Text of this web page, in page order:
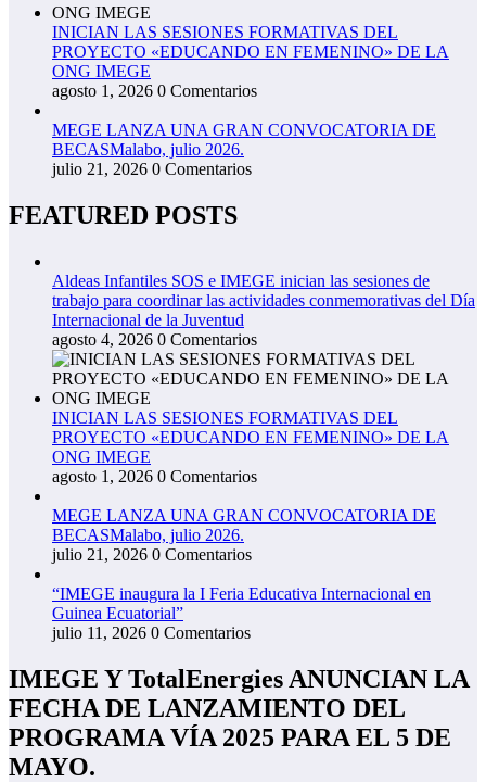
INICIAN LAS SESIONES FORMATIVAS DEL
PROYECTO «EDUCANDO EN FEMENINO» DE LA
ONG IMEGE
agosto 1, 2026 0 Comentarios
MEGE LANZA UNA GRAN CONVOCATORIA DE
BECASMalabo, julio 2026.
julio 21, 2026 0 Comentarios
FEATURED POSTS
Aldeas Infantiles SOS e IMEGE inician las sesiones de
trabajo para coordinar las actividades conmemorativas del Día
Internacional de la Juventud
agosto 4, 2026 0 Comentarios
INICIAN LAS SESIONES FORMATIVAS DEL
PROYECTO «EDUCANDO EN FEMENINO» DE LA
ONG IMEGE
agosto 1, 2026 0 Comentarios
MEGE LANZA UNA GRAN CONVOCATORIA DE
BECASMalabo, julio 2026.
julio 21, 2026 0 Comentarios
“IMEGE inaugura la I Feria Educativa Internacional en
Guinea Ecuatorial”
julio 11, 2026 0 Comentarios
IMEGE Y TotalEnergies ANUNCIAN LA
FECHA DE LANZAMIENTO DEL
PROGRAMA VÍA 2025 PARA EL 5 DE
MAYO.